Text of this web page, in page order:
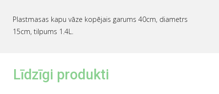
Plastmasas kapu vāze kopējais garums 40cm, diametrs
15cm, tilpums 1.4L.
Līdzīgi produkti